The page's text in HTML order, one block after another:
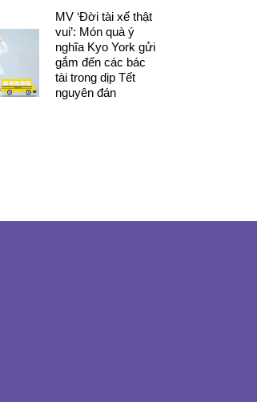
MV ‘Đời tài xế thật
vui’: Món quà ý
nghĩa Kyo York gửi
gắm đến các bác
tài trong dịp Tết
nguyên đán